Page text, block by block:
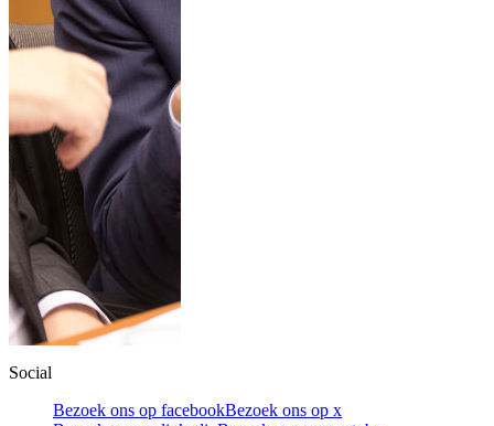
Social
Bezoek ons op facebookBezoek ons op x